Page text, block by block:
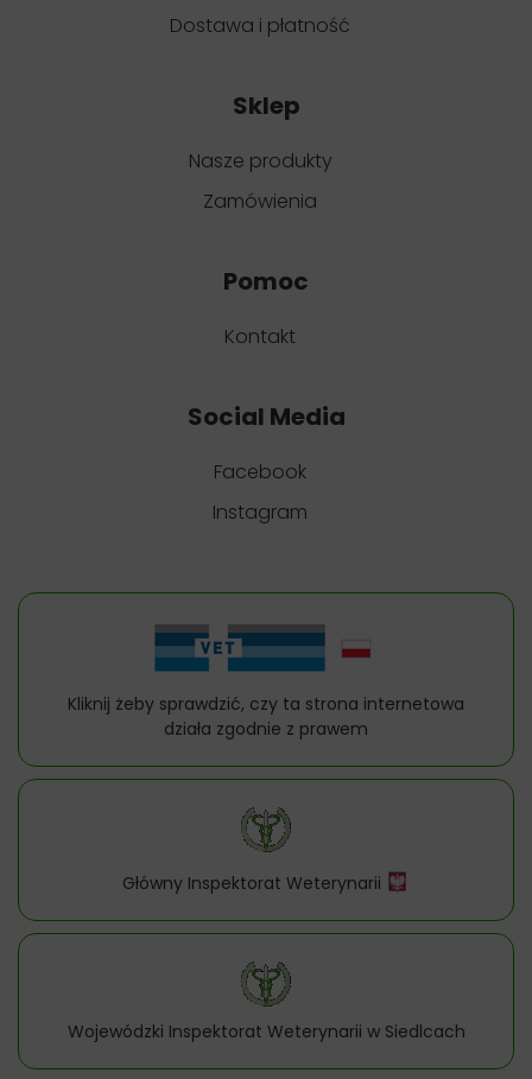
Dostawa i płatność
Sklep
Nasze produkty
Zamówienia
Pomoc
Kontakt
Social Media
Facebook
Instagram
Kliknij żeby sprawdzić, czy ta strona internetowa
działa zgodnie z prawem
Główny Inspektorat Weterynarii
Wojewódzki Inspektorat Weterynarii w Siedlcach